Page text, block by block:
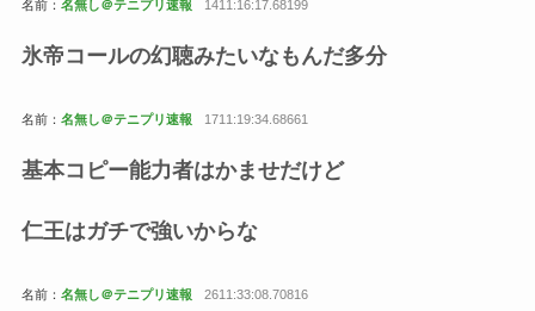
名前： 名無し＠テニプリ速報 1411:16:17.68199
氷帝コールの幻聴みたいなもんだ多分
名前： 名無し＠テニプリ速報 1711:19:34.68661
基本コピー能力者はかませだけど
仁王はガチで強いからな
名前： 名無し＠テニプリ速報 2611:33:08.70816